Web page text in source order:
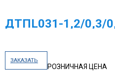
ДТПL031-1,2/0,3/
ЗАКАЗАТЬ
РОЗНИЧНАЯ ЦЕНА